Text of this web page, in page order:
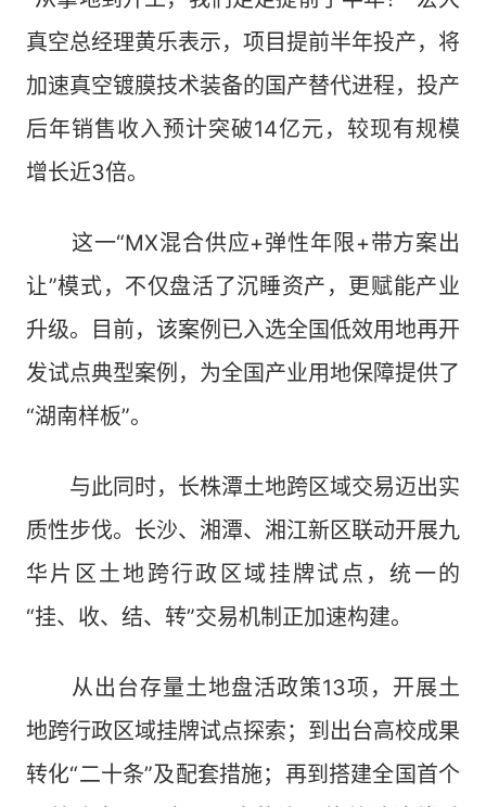
真空总经理黄乐表示，项目提前半年投产，将
加速真空镀膜技术装备的国产替代进程，投产
后年销售收入预计突破14亿元，较现有规模
增长近3倍。
这一“MX混合供应+弹性年限+带方案出
让”模式，不仅盘活了沉睡资产，更赋能产业
升级。目前，该案例已入选全国低效用地再开
发试点典型案例，为全国产业用地保障提供了
“湖南样板”。
与此同时，长株潭土地跨区域交易迈出实
质性步伐。长沙、湘潭、湘江新区联动开展九
华片区土地跨行政区域挂牌试点，统一的
“挂、收、结、转”交易机制正加速构建。
从出台存量土地盘活政策13项，开展土
地跨行政区域挂牌试点探索；到出台高校成果
转化“二十条”及配套措施；再到搭建全国首个